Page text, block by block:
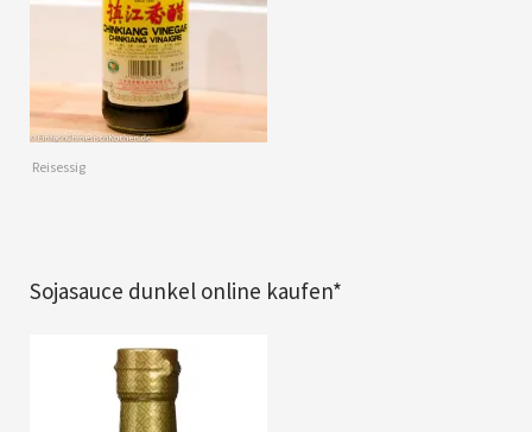
Reisessig
Sojasauce dunkel online kaufen*